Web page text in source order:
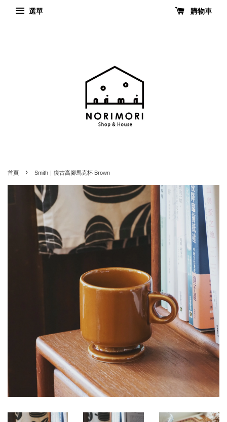
選單 購物車
首頁 › Smith｜復古高腳馬克杯 Brown